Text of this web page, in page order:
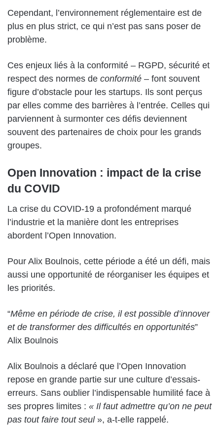
Cependant, l’environnement réglementaire est de
plus en plus strict, ce qui n’est pas sans poser de
problème.
Ces enjeux liés à la conformité – RGPD, sécurité et
respect des normes de conformité – font souvent
figure d’obstacle pour les startups. Ils sont perçus
par elles comme des barrières à l’entrée. Celles qui
parviennent à surmonter ces défis deviennent
souvent des partenaires de choix pour les grands
groupes.
Open Innovation : impact de la crise
du COVID
La crise du COVID-19 a profondément marqué
l’industrie et la manière dont les entreprises
abordent l’Open Innovation.
Pour Alix Boulnois, cette période a été un défi, mais
aussi une opportunité de réorganiser les équipes et
les priorités.
“Même en période de crise, il est possible d’innover
et de transformer des difficultés en opportunités”
Alix Boulnois
Alix Boulnois a déclaré que l’Open Innovation
repose en grande partie sur une culture d’essais-
erreurs. Sans oublier l’indispensable humilité face à
ses propres limites : « Il faut admettre qu’on ne peut
pas tout faire tout seul», a-t-elle rappelé.